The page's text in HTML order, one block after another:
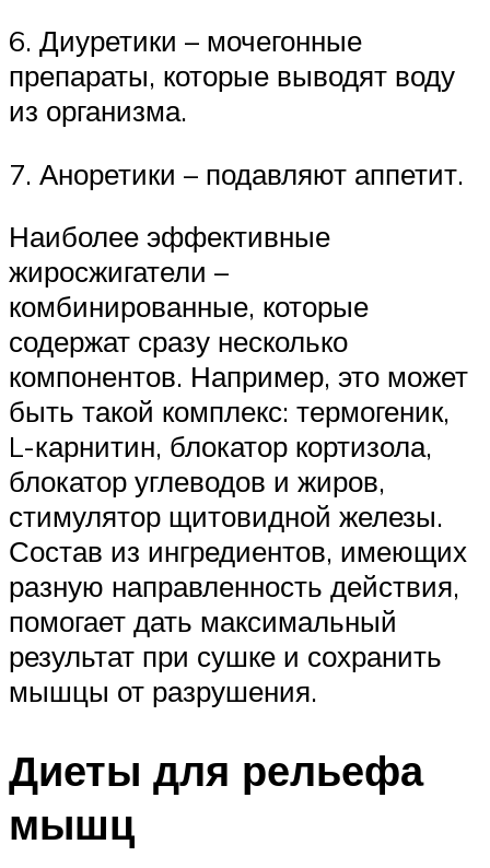
6. Диуретики – мочегонные
препараты, которые выводят воду
из организма.
7. Аноретики – подавляют аппетит.
Наиболее эффективные
жиросжигатели –
комбинированные, которые
содержат сразу несколько
компонентов. Например, это может
быть такой комплекс: термогеник,
L-карнитин, блокатор кортизола,
блокатор углеводов и жиров,
стимулятор щитовидной железы.
Состав из ингредиентов, имеющих
разную направленность действия,
помогает дать максимальный
результат при сушке и сохранить
мышцы от разрушения.
Диеты для рельефа
мышц